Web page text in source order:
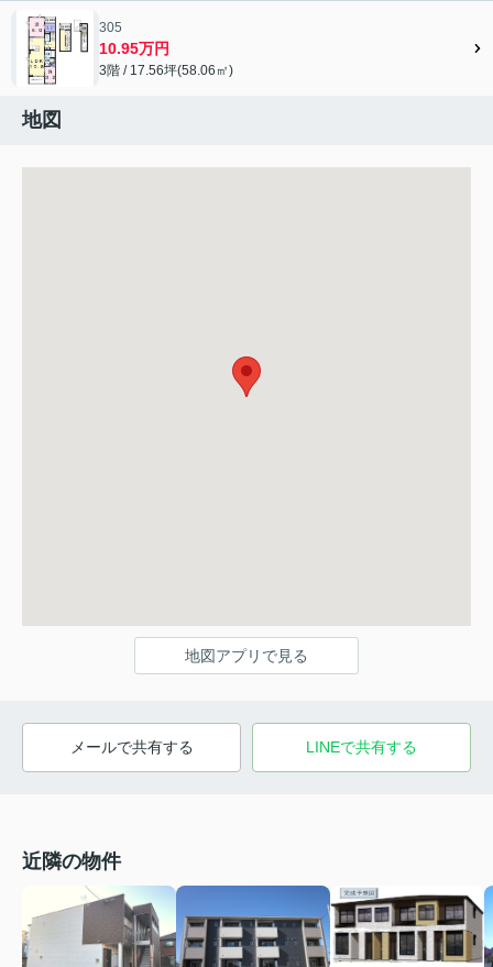
305
10.95万円
3階 / 17.56坪(58.06㎡)
地図
地図アプリで見る
メールで共有する LINEで共有する
近隣の物件